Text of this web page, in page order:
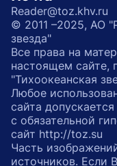
Reader@toz.khv.ru
© 2011 –2025, АО
звезда"
Все права на
настоящем сайте,
"Тихоокеанская
Любое
сайта
с обязательной
сайт http://toz.su
Часть
источников. Если